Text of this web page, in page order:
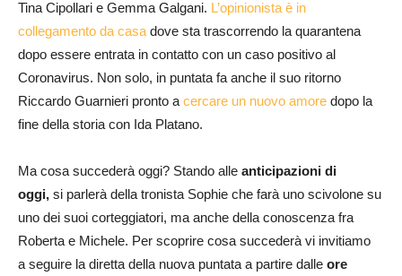
Tina Cipollari e Gemma Galgani. L’opinionista è in
collegamento da casadove sta trascorrendo la quarantena
dopo essere entrata in contatto con un caso positivo al
Coronavirus. Non solo, in puntata fa anche il suo ritorno
Riccardo Guarnieri pronto acercare un nuovo amore dopo la
fine della storia con Ida Platano.
Ma cosa succederà oggi? Stando alle anticipazioni di
oggi, si parlerà della tronista Sophie che farà uno scivolone su
uno dei suoi corteggiatori, ma anche della conoscenza fra
Roberta e Michele. Per scoprire cosa succederà vi invitiamo
a seguire la diretta della nuova puntata a partire dalle ore